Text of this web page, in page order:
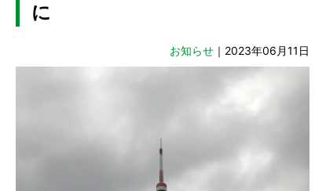
に
お知らせ ｜2023年06月11日